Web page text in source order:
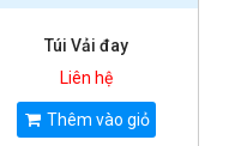
Túi Vải đay
Liên hệ
Thêm vào giỏ